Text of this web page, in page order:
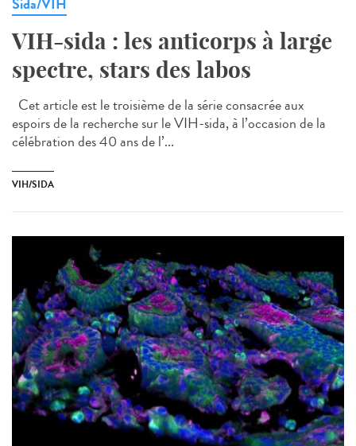
VIH-sida : les anticorps à large
spectre, stars des labos
Cet article est le troisième de la série consacrée aux
espoirs de la recherche sur le VIH-sida, à l’occasion de la
célébration des 40 ans de l’...
VIH/SIDA